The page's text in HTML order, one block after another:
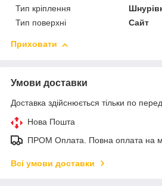
Тип кріплення
Тип поверхні
Сайт
Приховати
Умови доставки
Доставка здійснюється тільки по
Нова Пошта
ПРОМ Оплата. Повна оплата на
Всі умови доставки